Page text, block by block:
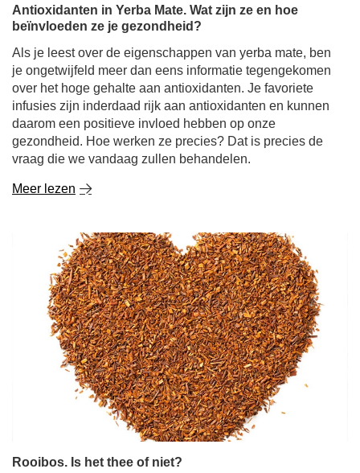
Antioxidanten in Yerba Mate. Wat zijn ze en hoe
beïnvloeden ze je gezondheid?
Als je leest over de eigenschappen van yerba mate, ben
je ongetwijfeld meer dan eens informatie tegengekomen
over het hoge gehalte aan antioxidanten. Je favoriete
infusies zijn inderdaad rijk aan antioxidanten en kunnen
daarom een positieve invloed hebben op onze
gezondheid. Hoe werken ze precies? Dat is precies de
vraag die we vandaag zullen behandelen.
Meer lezen
Rooibos. Is het thee of niet?